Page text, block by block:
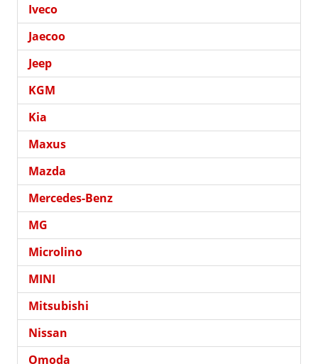
Iveco
Jaecoo
Jeep
KGM
Kia
Maxus
Mazda
Mercedes-Benz
MG
Microlino
MINI
Mitsubishi
Nissan
Omoda